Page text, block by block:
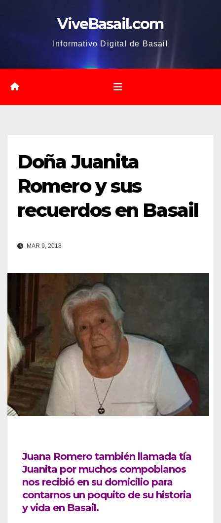
ViveBasail.com
Informativo Digital de Basail
Doña Juanita
Romero y sus
recuerdos en Basail
MAR 9, 2018
Juana Romero también llamada tía
Juanita por muchos compoblanos
nos recibió en su domicilio para
contarnos un poquito de su historia
y vida en Basail.